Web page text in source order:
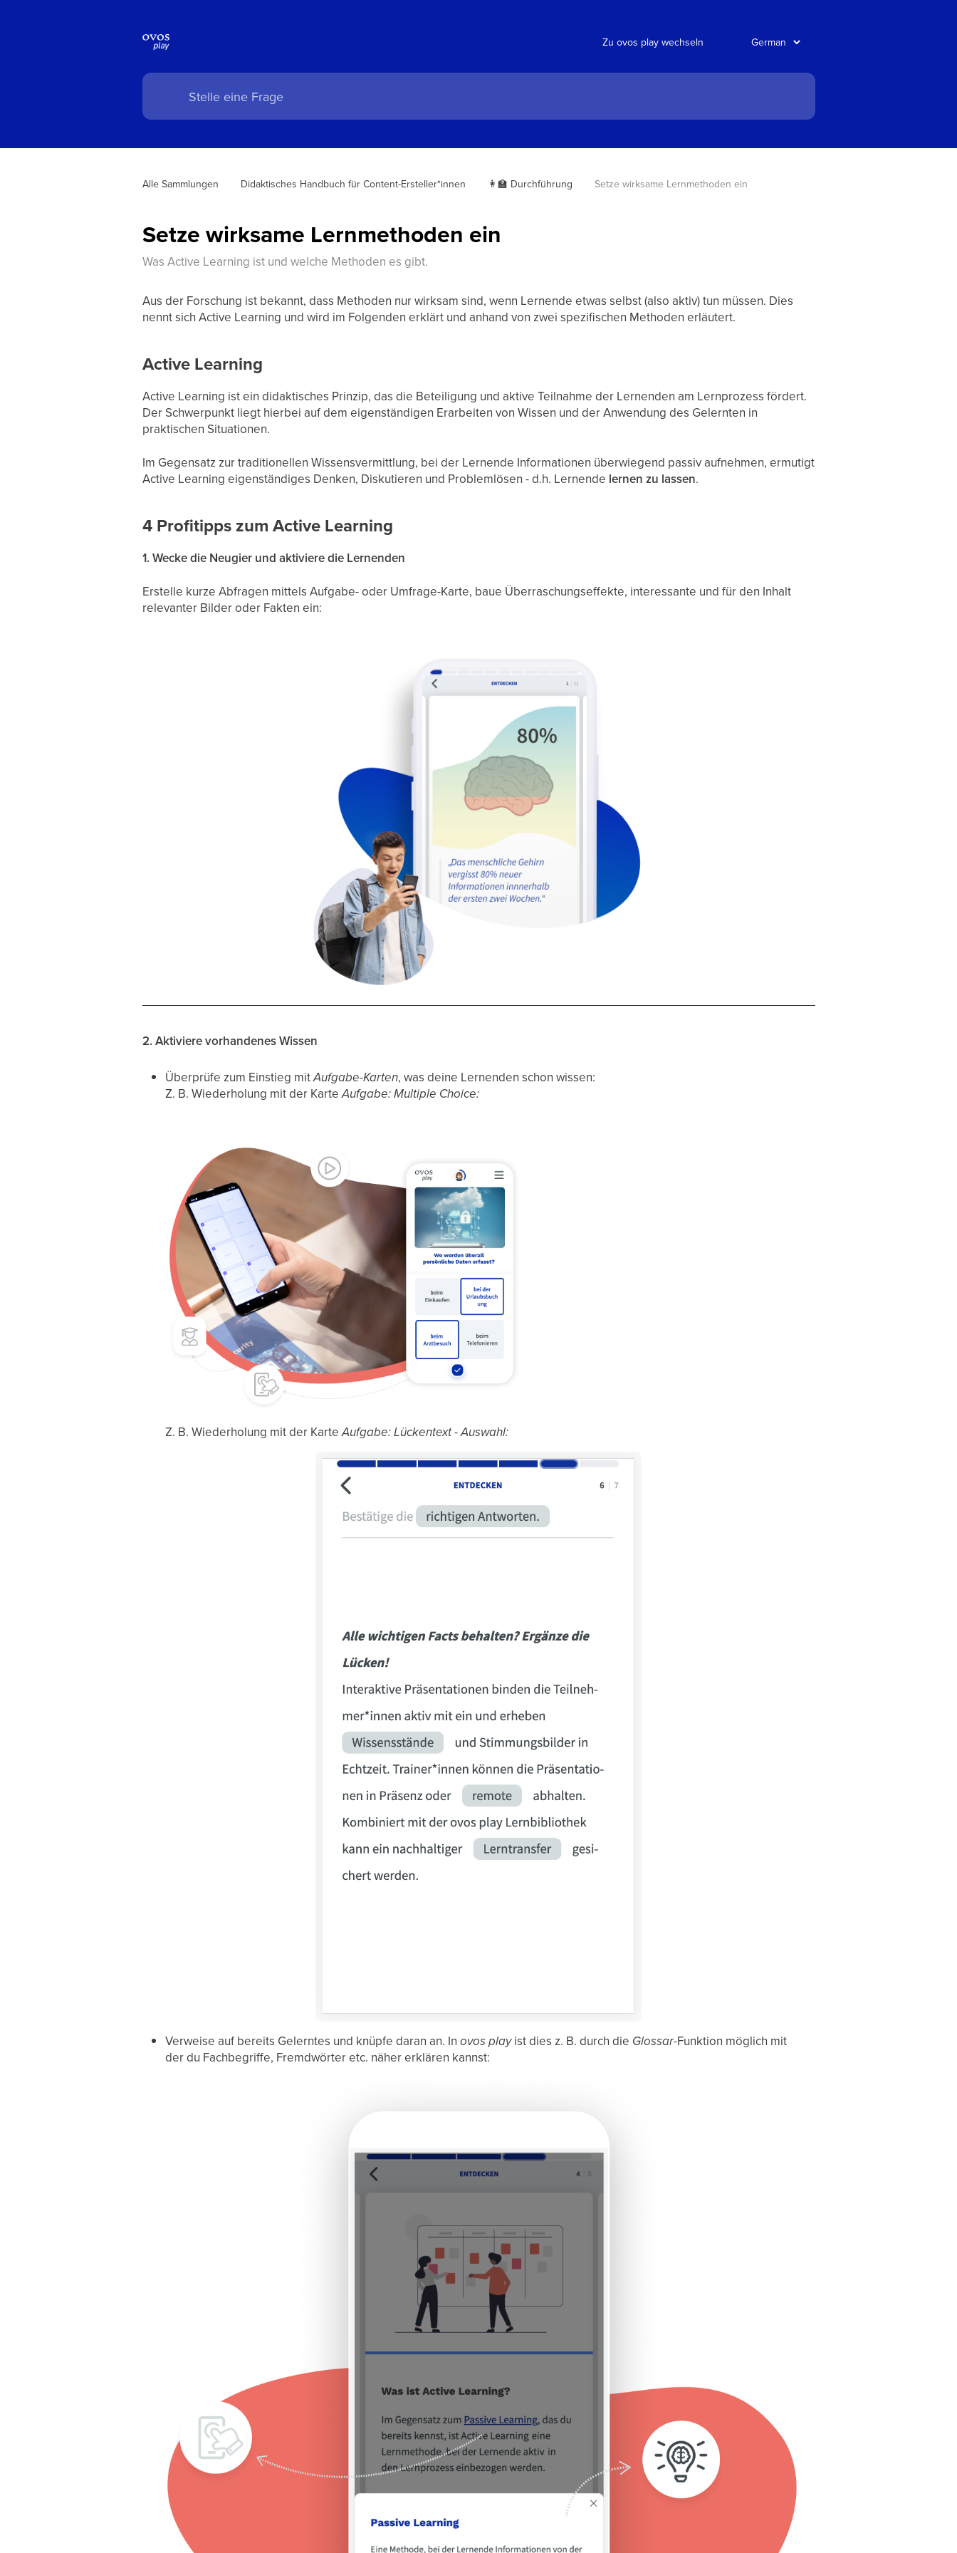
Zu ovos play wechseln
Alle Sammlungen Didaktisches Handbuch für Content-Ersteller*innen 👩‍🏫 Durchführung Setze wirksame Lernmethoden ein
Setze wirksame Lernmethoden ein
Was Active Learning ist und welche Methoden es gibt.
Aus der Forschung ist bekannt, dass Methoden nur wirksam sind, wenn Lernende etwas selbst (also aktiv) tun müssen. Dies
nennt sich Active Learning und wird im Folgenden erklärt und anhand von zwei spezifischen Methoden erläutert.
Active Learning
Active Learning ist ein didaktisches Prinzip, das die Beteiligung und aktive Teilnahme der Lernenden am Lernprozess fördert.
Der Schwerpunkt liegt hierbei auf dem eigenständigen Erarbeiten von Wissen und der Anwendung des Gelernten in
praktischen Situationen.
Im Gegensatz zur traditionellen Wissensvermittlung, bei der Lernende Informationen überwiegend passiv aufnehmen, ermutigt
Active Learning eigenständiges Denken, Diskutieren und Problemlösen - d.h. Lernende lernen zu lassen.
4 Profitipps zum Active Learning
1. Wecke die Neugier und aktiviere die Lernenden
Erstelle kurze Abfragen mittels Aufgabe- oder Umfrage-Karte, baue Überraschungseffekte, interessante und für den Inhalt
relevanter Bilder oder Fakten ein:
2. Aktiviere vorhandenes Wissen
Überprüfe zum Einstieg mitAufgabe-Karten, was deine Lernenden schon wissen:
Z. B. Wiederholung mit der KarteAufgabe: Multiple Choice:
Z. B. Wiederholung mit der KarteAufgabe: Lückentext - Auswahl:
Verweise auf bereits Gelerntes und knüpfe daran an. In ovos playist dies z. B. durch die Glossar-Funktion möglich mit
der du Fachbegriffe, Fremdwörter etc. näher erklären kannst: